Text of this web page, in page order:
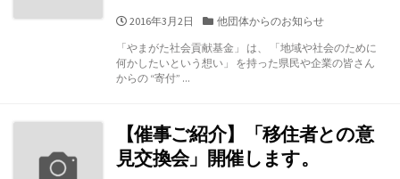
公
日
2016年3月2日
カ
ゴ
リ
他団体からのお知らせ
「やまがた社会貢献基金」 は、 「地域や社会のために
何かしたいという想い」 を持った県民や企業の皆さん
からの “寄付” ...
【催事ご紹介】「移住者との意
見交換会」開催します。